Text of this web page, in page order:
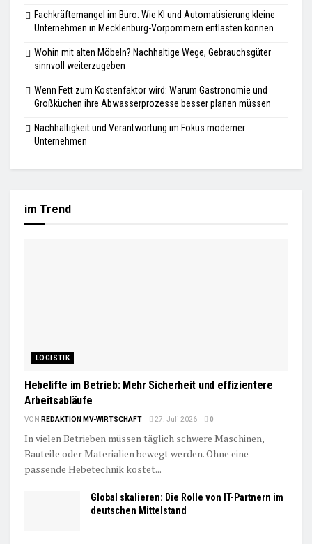
Fachkräftemangel im Büro: Wie KI und Automatisierung kleine
Unternehmen in Mecklenburg-Vorpommern entlasten können
Wohin mit alten Möbeln? Nachhaltige Wege, Gebrauchsgüter
sinnvoll weiterzugeben
Wenn Fett zum Kostenfaktor wird: Warum Gastronomie und
Großküchen ihre Abwasserprozesse besser planen müssen
Nachhaltigkeit und Verantwortung im Fokus moderner
Unternehmen
im Trend
LOGISTIK
Hebelifte im Betrieb: Mehr Sicherheit und effizientere
Arbeitsabläufe
VON REDAKTION MV-WIRTSCHAFT 27. Juli 2026 0
In vielen Betrieben müssen täglich schwere Maschinen,
Bauteile oder Materialien bewegt werden. Ohne eine
passende Hebetechnik kostet...
Global skalieren: Die Rolle von IT-Partnern im
deutschen Mittelstand